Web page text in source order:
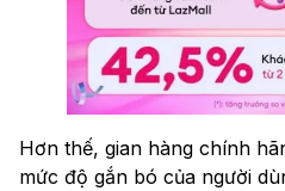
Hơn thế, gian hàng chính
mức độ gắn bó của người